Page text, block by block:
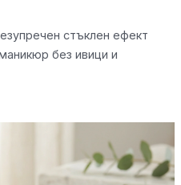
стъклен ефект
без ивици и